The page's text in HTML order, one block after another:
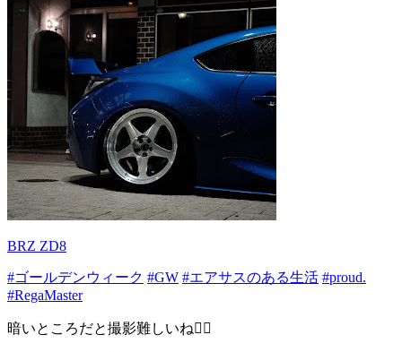
BRZ ZD8
#ゴールデンウィーク #GW #エアサスのある生活 #proud.
#RegaMaster
暗いところだと撮影難しいね😮‍💨